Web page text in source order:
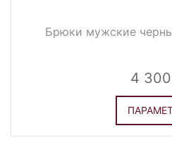
Брюки мужские
4 300